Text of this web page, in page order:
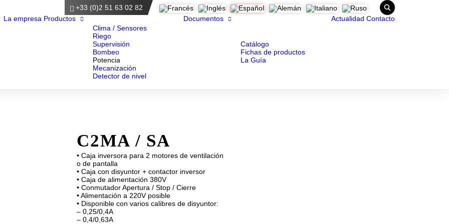
+33 (0)2 51 63 02 82
Página principal
La empresa Productos
Clima / Sensores
Riego
Supervisión
Bombeo
Potencia
Mecanización
Detector de nivel
Documentos
Catálogo
Fichas de productos
La Guía
Actualidad Contacto
C2MA / SA
• Caja inversora para 2 motores de ventilación
o de pantalla
• Caja con disyuntor + contactor inversor
• Caja de alimentación 380V
• Conmutador Apertura / Stop / Cierre
• Alimentación a 220V posible
• Disponible con varios calibres de disyuntor:
– 0,25/0,4A
– 0,4/0,63A